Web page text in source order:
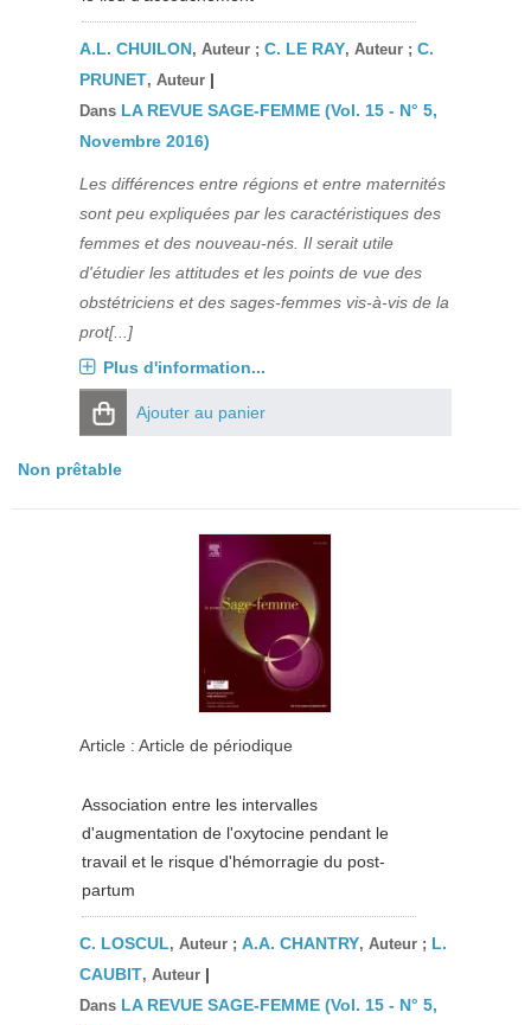
A.L. CHUILON, Auteur ;C. LE RAY, Auteur ;C.
PRUNET, Auteur |
Dans LA REVUE SAGE-FEMME (Vol. 15 - N° 5,
Novembre 2016)
Les différences entre régions et entre maternités
sont peu expliquées par les caractéristiques des
femmes et des nouveau-nés. Il serait utile
d'étudier les attitudes et les points de vue des
obstétriciens et des sages-femmes vis-à-vis de la
prot[...]
Plus d'information...
Ajouter au panier
Non prêtable
Article : Article de périodique
Association entre les intervalles
d'augmentation de l'oxytocine pendant le
travail et le risque d'hémorragie du post-
partum
C. LOSCUL, Auteur ;A.A. CHANTRY, Auteur ; L.
CAUBIT, Auteur |
Dans LA REVUE SAGE-FEMME (Vol. 15 - N° 5,